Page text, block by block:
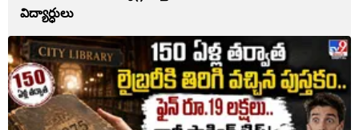
విద్యార్ధులు